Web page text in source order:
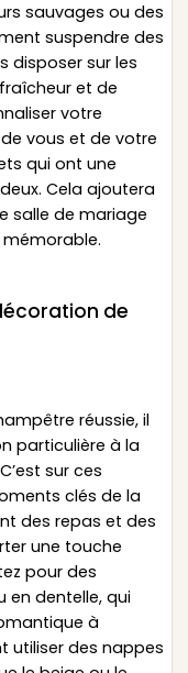
sauvages ou des
suspendre des
disposer sur les
et de
votre
vous et de votre
qui ont une
Cela ajoutera
salle de mariage
de
réussie, il
particulière à la
sur ces
clés de la
des repas et des
une touche
pour des
en dentelle, qui
à
utiliser des nappes